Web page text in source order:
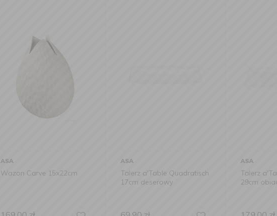
ASA
Wazon Carve 15x22cm
ASA
Talerz a'Table Quadratisch
17cm deserowy
ASA
Talerz
29cm